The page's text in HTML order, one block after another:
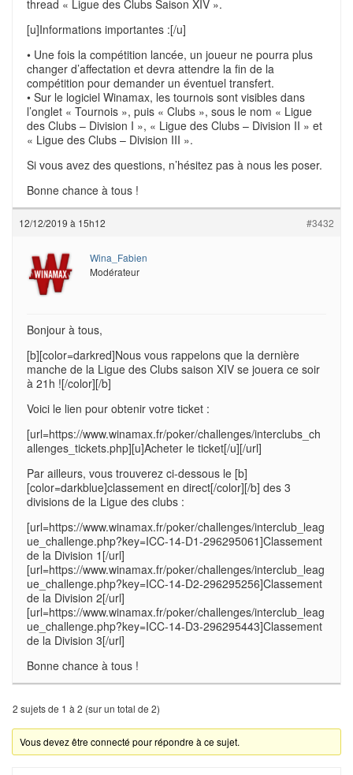
thread « Ligue des Clubs Saison XIV ».
[u]Informations importantes :[/u]
• Une fois la compétition lancée, un joueur ne pourra plus
changer d’affectation et devra attendre la fin de la
compétition pour demander un éventuel transfert.
• Sur le logiciel Winamax, les tournois sont visibles dans
l’onglet « Tournois », puis « Clubs », sous le nom « Ligue
des Clubs – Division I », « Ligue des Clubs – Division II » et
« Ligue des Clubs – Division III ».
Si vous avez des questions, n’hésitez pas à nous les poser.
Bonne chance à tous !
12/12/2019 à 15h12 #3432
Wina_Fabien
Modérateur
Bonjour à tous,
[b][color=darkred]Nous vous rappelons que la dernière
manche de la Ligue des Clubs saison XIV se jouera ce soir
à 21h ![/color][/b]
Voici le lien pour obtenir votre ticket :
[url=https://www.winamax.fr/poker/challenges/interclubs_ch
allenges_tickets.php][u]Acheter le ticket[/u][/url]
Par ailleurs, vous trouverez ci-dessous le [b]
[color=darkblue]classement en direct[/color][/b] des 3
divisions de la Ligue des clubs :
[url=https://www.winamax.fr/poker/challenges/interclub_leag
ue_challenge.php?key=ICC-14-D1-296295061]Classement
de la Division 1[/url]
[url=https://www.winamax.fr/poker/challenges/interclub_leag
ue_challenge.php?key=ICC-14-D2-296295256]Classement
de la Division 2[/url]
[url=https://www.winamax.fr/poker/challenges/interclub_leag
ue_challenge.php?key=ICC-14-D3-296295443]Classement
de la Division 3[/url]
Bonne chance à tous !
2 sujets de 1 à 2 (sur un total de 2)
Vous devez être connecté pour répondre à ce sujet.